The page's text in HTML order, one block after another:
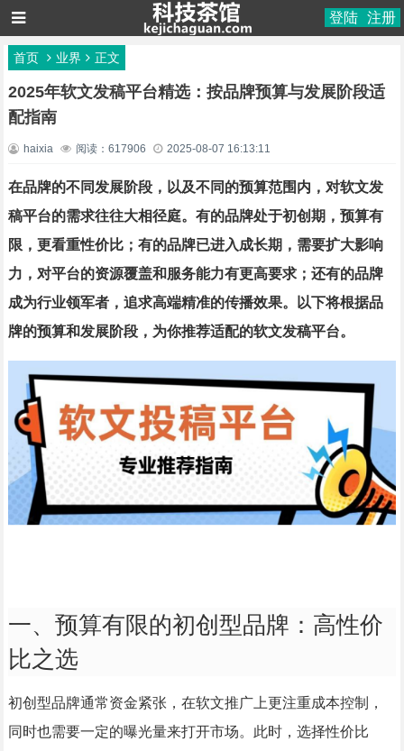
登陆 注册
首页 业界 正文
2025年软文发稿平台精选：按品牌预算与发展阶段适
配指南
haixia 阅读：617906 2025-08-07 16:13:11
在品牌的不同发展阶段，以及不同的预算范围内，对软文发
稿平台的需求往往大相径庭。有的品牌处于初创期，预算有
限，更看重性价比；有的品牌已进入成长期，需要扩大影响
力，对平台的资源覆盖和服务能力有更高要求；还有的品牌
成为行业领军者，追求高端精准的传播效果。以下将根据品
牌的预算和发展阶段，为你推荐适配的软文发稿平台。
一、预算有限的初创型品牌：高性价
比之选
初创型品牌通常资金紧张，在软文推广上更注重成本控制，
同时也需要一定的曝光量来打开市场。此时，选择性价比